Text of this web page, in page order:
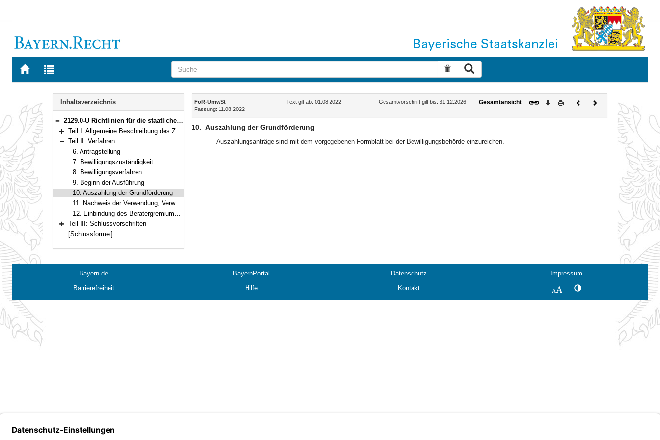
Zur
BAYERN.RECHT
Zur
letzten
Suche zurücksetzen
Navigation
Inhaltsverzeichnis
Bereich reduzieren
2129.0-U Richtlinien für die staatliche Anerkennung und Förderung von Umweltstationen (FöR-UmwSt) Bekanntmachung des Bayerischen Staatsministeriums für Umwelt und Verbraucherschutz vom 11. August 2022, Az. 66h-U8040-2021/88-67 (BayMBl. Nr. 495)
Bereich erweitern
Teil I: Allgemeine Beschreibung des Zuwendungsbereichs
Bereich reduzieren
Teil II: Verfahren
6. Antragstellung
7. Bewilligungszuständigkeit
8. Bewilligungsverfahren
9. Beginn der Ausführung
10. Auszahlung der Grundförderung
11. Nachweis der Verwendung, Verwendungsbestätigung
12. Einbindung des Beratergremiums, Aufwandsentschädigung
Bereich erweitern
Teil III: Schlussvorschriften
[Schlussformel]
Inhalt
FöR-UmwSt Text gilt ab: 01.08.2022
Gesamtvorschrift gilt bis: 31.12.2026
Fassung: 11.08.2022
Gesamtansicht Download
DruckenVorherigesNächstes
Dokument
10. Auszahlung der Grundförderung
Auszahlungsanträge sind mit dem vorgegebenen Formblatt bei der Bewilligungsbehörde einzureichen.
Bayern.de BayernPortal Datenschutz
Impressum
Barrierefreiheit
Hilfe Kontakt SchriftgrößeKontrastwechsel